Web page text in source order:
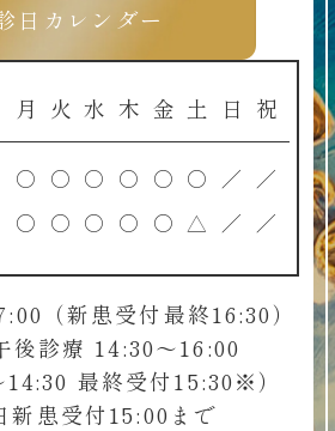
日カレンダー
月 火 水 木 金 土 日 祝
○ ○ ○ ○ ○ ○ ／ ／
○ ○ ○ ○ ○ △ ／ ／
（新患受付最終16:30）
診療 14:30～16:00
14:30 最終受付15:30※）
患受付15:00まで